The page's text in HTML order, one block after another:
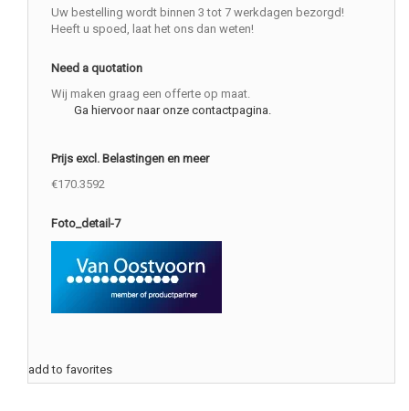
Uw bestelling wordt binnen 3 tot 7 werkdagen bezorgd!
Heeft u spoed, laat het ons dan weten!
Need a quotation
Wij maken graag een offerte op maat.
Ga hiervoor naar onze contactpagina.
Prijs excl. Belastingen en meer
€170.3592
Foto_detail-7
add to favorites